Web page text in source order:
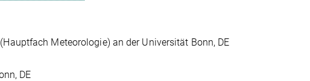
Meteorologie) an der Universität Bonn, DE
DE